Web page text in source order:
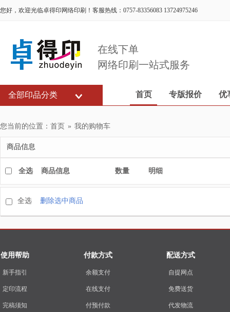
您好，欢迎光临卓得印网络印刷！客服热线：0757-83356083 13724975246
在线下单
网络印刷一站式服务
全部印品分类 首页 专版报价 优
您当前的位置： 首页 » 我的购物车
商品信息
全选 商品信息 数量 明细
全选 删除选中商品
使用帮助
新手指引
定印流程
完稿须知
付款方式
余额支付
在线支付
付预付款
配送方式
自提网点
免费送货
代发物流